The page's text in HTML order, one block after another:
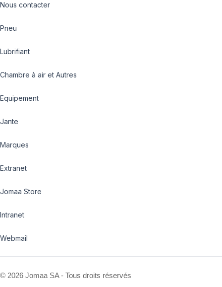
Nous contacter
Pneu
Lubrifiant
Chambre à air et Autres
Equipement
Jante
Marques
Extranet
Jomaa Store
Intranet
Webmail
© 2026 Jomaa SA - Tous droits réservés